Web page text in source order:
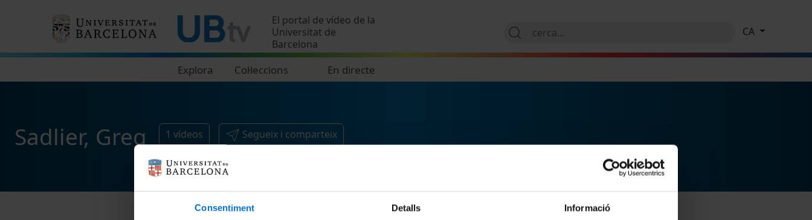
Consentiment Detalls Informació
El portal de vídeo de la
Universitat de
Barcelona
Explora Col·leccions En directe
CA
Sadlier, Greg 1 vídeos Segueix i comparteix